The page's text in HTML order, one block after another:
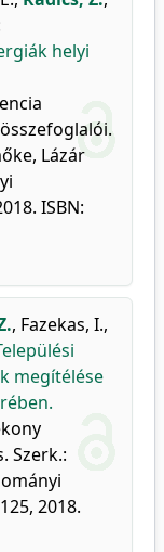
helyi
Lázár
ISBN:
, Fazekas, I.,
megítélése
Szerk.:
2018.